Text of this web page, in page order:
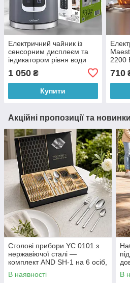
Електричний чайник із
сенсорним дисплеєм та
індикатором рівня води
2200 Вт Сірий (235)
1 050 ₴
Купити
2200
710
Акційні пропозиції та новинки
Столові прибори YC 0101 з
нержавіючої сталі —
комплект AND SH-1 на 6 осіб,
24 предмети (X05/5396)
В наявності В